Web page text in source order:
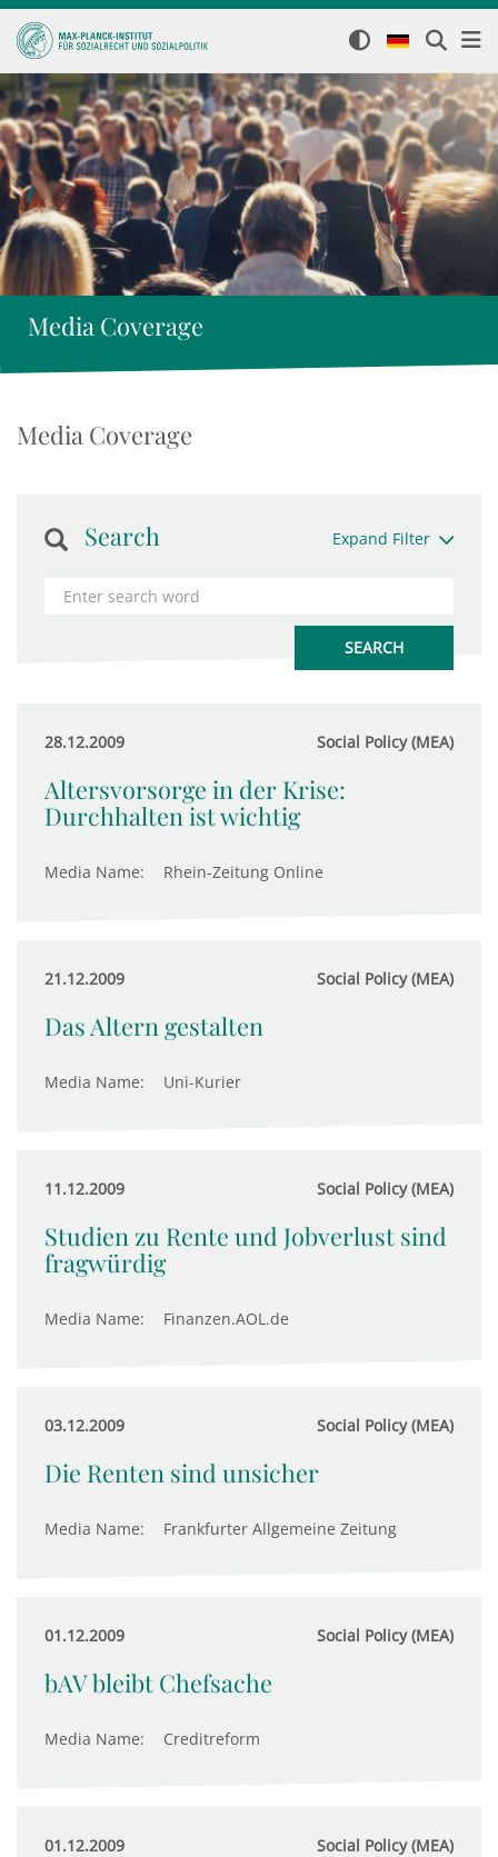
Media Coverage
Media Coverage
Search Expand Filter
28.12.2009 Social Policy (MEA)
Altersvorsorge in der Krise:
Durchhalten ist wichtig
Media Name: Rhein-Zeitung Online
21.12.2009 Social Policy (MEA)
Das Altern gestalten
Media Name: Uni-Kurier
11.12.2009 Social Policy (MEA)
Studien zu Rente und Jobverlust sind
fragwürdig
Media Name: Finanzen.AOL.de
03.12.2009 Social Policy (MEA)
Die Renten sind unsicher
Media Name: Frankfurter Allgemeine Zeitung
01.12.2009 Social Policy (MEA)
bAV bleibt Chefsache
Media Name: Creditreform
01.12.2009 Social Policy (MEA)